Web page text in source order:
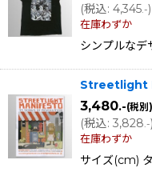
(税込: 4,345 .-)
在庫わずか
シンプルな
Streetlight
3,480.-(税別)
(税込: 3,828 .-)
在庫わずか
サイズ(cm)